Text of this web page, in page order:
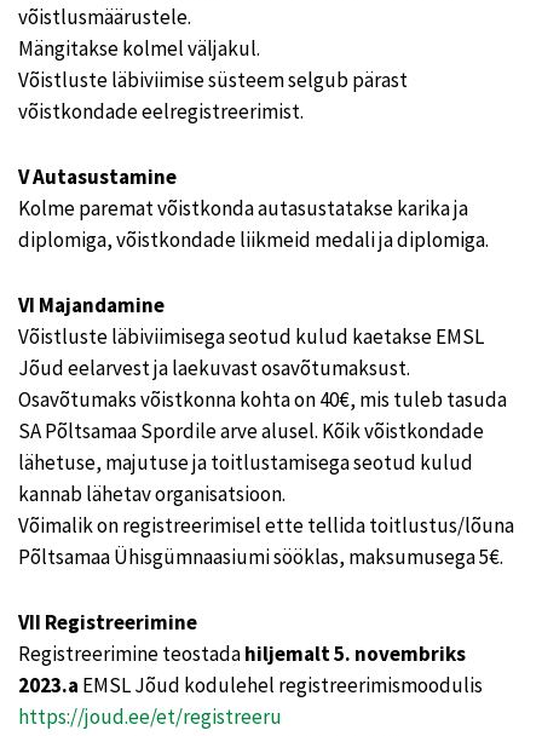
võistlusmäärustele.
Mängitakse kolmel väljakul.
Võistluste läbiviimise süsteem selgub pärast
võistkondade eelregistreerimist.
V Autasustamine
Kolme paremat võistkonda autasustatakse karika ja
diplomiga, võistkondade liikmeid medali ja diplomiga.
VI Majandamine
Võistluste läbiviimisega seotud kulud kaetakse EMSL
Jõud eelarvest ja laekuvast osavõtumaksust.
Osavõtumaks võistkonna kohta on 40€, mis tuleb tasuda
SA Põltsamaa Spordile arve alusel. Kõik võistkondade
lähetuse, majutuse ja toitlustamisega seotud kulud
kannab lähetav organisatsioon.
Võimalik on registreerimisel ette tellida toitlustus/lõuna
Põltsamaa Ühisgümnaasiumi sööklas, maksumusega 5€.
VII Registreerimine
Registreerimine teostadahiljemalt 5. novembriks
2023.a EMSL Jõud kodulehel registreerimismoodulis
https://joud.ee/et/registreeru